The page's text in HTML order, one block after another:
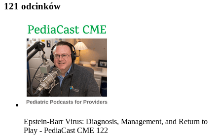
121 odcinków
Epstein-Barr Virus: Diagnosis, Management, and Return to
Play - PediaCast CME 122